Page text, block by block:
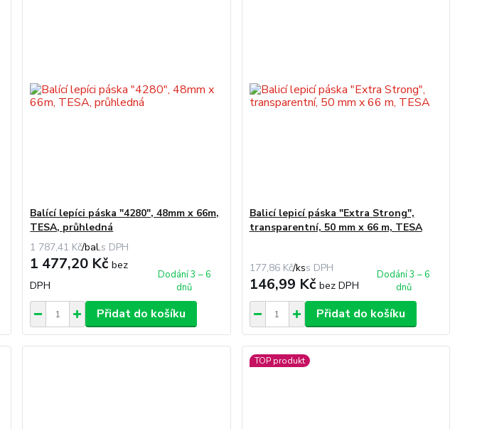
Balící lepíci páska "4280", 48mm x 66m,
TESA, průhledná
1 787,41 Kč/bal.
1 477,20 Kčbez
DPH
Dodání 3 – 6
dnů
Přidat do košíku
Balicí lepicí páska "Extra Strong",
transparentní, 50 mm x 66 m, TESA
177,86 Kč/ks
146,99 Kč bez DPH
Dodání 3 – 6
dnů
Přidat do košíku
TOP produkt